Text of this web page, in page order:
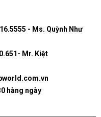
- Ms. Quỳnh Như
Mr. Kiệt
hàng ngày